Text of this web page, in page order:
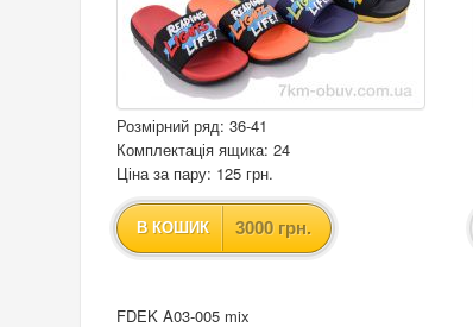
Розмірний ряд: 36-41
Комплектація ящика: 24
Ціна за пару: 125 грн.
В КОШИК 3000 грн.
FDEK A03-005 mix